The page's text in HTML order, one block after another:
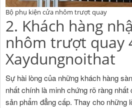
Bộ phụ kiện cửa nhôm trượt quay
2. Khách hàng
nhôm trượt quay
Xaydungnoithat
Sự hài lòng của những khách hàng
nhất chính là minh chứng rõ ràng
sản phẩm đẳng cấp. Thay cho những